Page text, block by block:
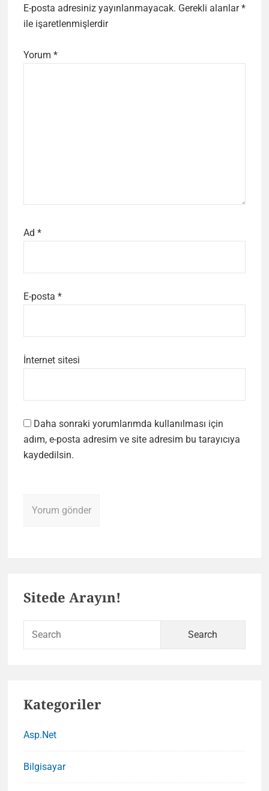
E-posta adresiniz yayınlanmayacak. Gerekli alanlar*
ile işaretlenmişlerdir
Yorum *
Ad *
E-posta *
İnternet sitesi
Daha sonraki yorumlarımda kullanılması için
adım, e-posta adresim ve site adresim bu tarayıcıya
kaydedilsin.
Sitede Arayın!
Kategoriler
Asp.Net
Bilgisayar